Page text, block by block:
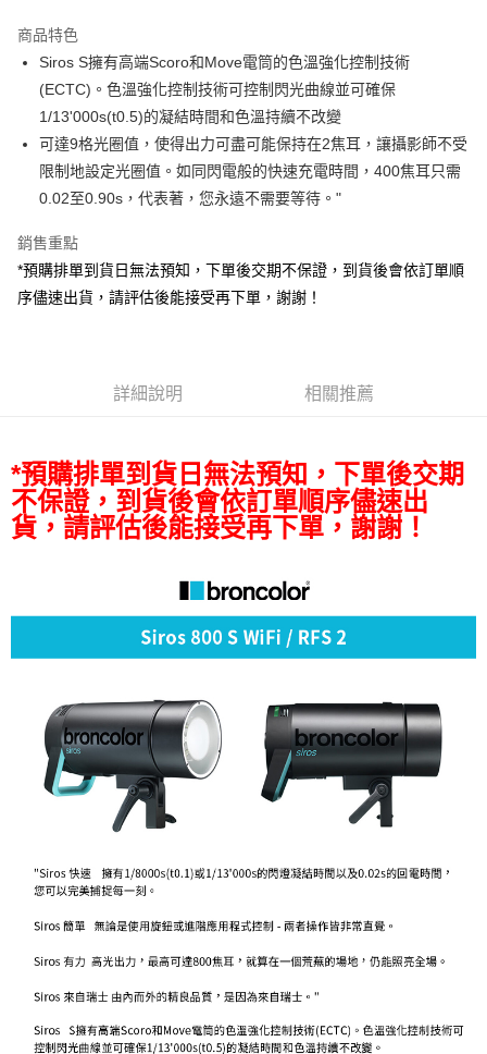
合作金庫商業銀行
華南商業銀行
彰化商業銀行
上海商業儲蓄銀行
台北富邦商業銀行
國泰世華商業銀行
兆豐國際商業銀行
臺灣中小企業銀行
台中商業銀行
匯豐（台灣）商業銀行
華泰商業銀行
聯邦商業銀行
遠東國際商業銀行
元大商業銀行
永豐商業銀行
台新國際商業銀行
台灣樂天信用卡公司
6 期 0 利率 每期
華南商業銀行
彰化商業銀行
上海商業儲蓄銀行
台北富邦商業銀行
國泰世華商業銀行
兆豐國際商業銀行
臺灣中小企業銀行
台中商業銀行
匯豐（台灣）商業銀行
華泰商業銀行
元大商業銀行
玉山商業銀行
星展（台灣）商業銀行
台灣樂天信用卡公司
12 期 0 利率 每期 NT$5,969 21家銀行
合作金庫商業銀行
第一商業銀行
上海商業儲蓄銀行
台北富邦商業銀行
國泰世華商業銀行
兆豐國際商業銀行
臺灣中小企業銀行
台中商業銀行
聯邦商業銀行
元大商業銀行
永豐商業銀行
玉山商業銀行
星展（台灣）商業銀行
LINE Pay
Apple Pay
街口支付
悠遊付
Google Pay
AFTEE先享後付
AFTEE先享後付是「在收到商品之後才付款」的支付方式。 讓您購物簡單
便利好安心！
１．簡單：不需註冊會員、不需綁卡、不需儲值。
２．便利：只要手機號碼，簡訊認證，即可結帳。
【「AFTEE先享後付」結帳流程】
２．訂單成立數日內，您將收到繳費通知簡訊。
※ 請注意：結帳手續完成當下不需立刻繳費，但若您需要取消訂單，請聯絡
購買商品的店家。未經商家同意取消之訂單仍視為有效，需透過AFTEE先享
後付繳納相關費用。
※ 交易是否成功請以「AFTEE先享後付 」之結帳頁面顯示為準，若有關於
是否繳費成功／繳費後需取消欲退款等相關疑問，請聯繫「AFTEE先享後付
客戶支援中心」
https://netprotections.freshdesk.com/support/home
易，需依本服務之必要範圍內提供個人資料，並將交易相關給付款項請求債
權轉讓予恩沛科技股份有限公司。
２．關於個人資料處理事宜，請瀏覽以下網址：
３．未成年的使用者請事先徵得法定代理人或監護人之同意方可使用
任。
時審查核予不同之上限額度；若仍有額度不足之情形，本公司將視審查結果
ATM付款
運送方式
每筆NT$75，滿NT$399(含以上)免運費
商品特色
Siros S擁有高端Scoro和Move電筒的色溫強化控制技術
(ECTC)。色溫強化控制技術可控制閃光曲線並可確保
1/13'000s(t0.5)的凝結時間和色溫持續不改變
可達9格光圈值，使得出力可盡可能保持在2焦耳，讓攝影師不受
限制地設定光圈值。如同閃電般的快速充電時間，400焦耳只需
0.02至0.90s，代表著，您永遠不需要等待。"
銷售重點
*預購排單到貨日無法預知，下單後交期不保證，到貨後會依訂單順
序儘速出貨，請評估後能接受再下單，謝謝！
詳細說明 相關推薦
*預購排單到貨日無法預知，下單後交期
不保證，到貨後會依訂單順序儘速出
貨，請評估後能接受再下單，謝謝！